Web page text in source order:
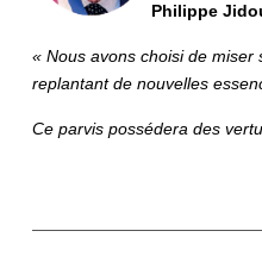
Philippe
« Nous avons choisi de miser
replantant de nouvelles
Ce parvis possédera des